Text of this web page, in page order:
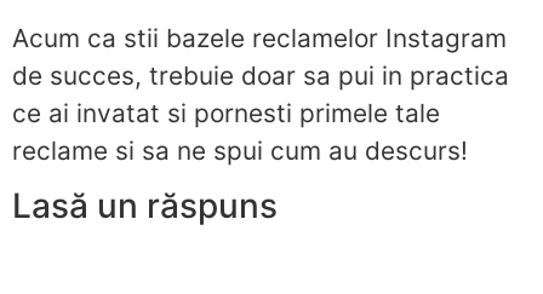
Acum ca stii bazele reclamelor Instagram
de succes, trebuie doar sa pui in practica
ce ai invatat si pornesti primele tale
reclame si sa ne spui cum au descurs!
Lasă un răspuns